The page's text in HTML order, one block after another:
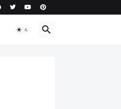
PODCAST